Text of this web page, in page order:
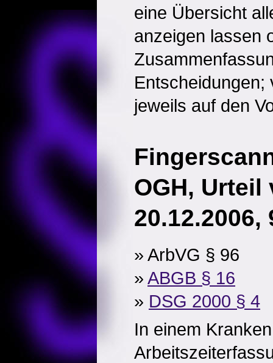
eine Übersicht
anzeigen lassen
Entscheidungen;
jeweils auf den
OGH, Urteil
20.12.2006,
» ArbVG § 96
» ABGB § 16
» DSG 2000 § 4
In einem